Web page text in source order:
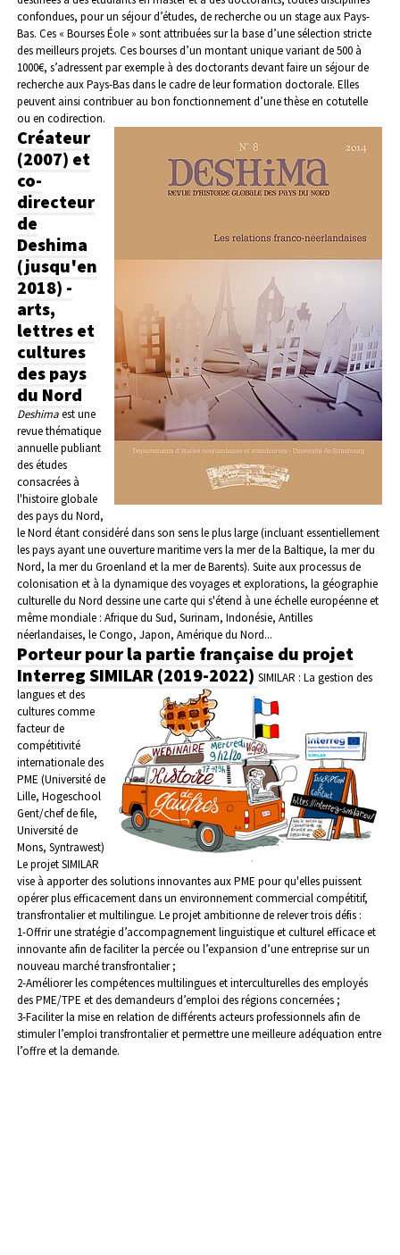
confondues, pour un séjour d’études, de recherche ou un stage aux Pays-
Bas. Ces « Bourses Éole » sont attribuées sur la base d’une sélection stricte
des meilleurs projets. Ces bourses d’un montant unique variant de 500 à
1000€, s’adressent par exemple à des doctorants devant faire un séjour de
recherche aux Pays-Bas dans le cadre de leur formation doctorale. Elles
peuvent ainsi contribuer au bon fonctionnement d’une thèse en cotutelle
ou en codirection.
Créateur
(2007) et
co-
directeur
de
Deshima
(jusqu'en
2018) -
arts,
lettres et
cultures
des pays
du Nord
Deshimaest une
revue thématique
annuelle publiant
des études
consacrées à
l'histoire globale
des pays du Nord,
le Nord étant considéré dans son sens le plus large (incluant essentiellement
les pays ayant une ouverture maritime vers la mer de la Baltique, la mer du
Nord, la mer du Groenland et la mer de Barents). Suite aux processus de
colonisation et à la dynamique des voyages et explorations, la géographie
culturelle du Nord dessine une carte qui s'étend à une échelle européenne et
même mondiale : Afrique du Sud, Surinam, Indonésie, Antilles
néerlandaises, le Congo, Japon, Amérique du Nord...
Porteur pour la partie française du projet
Interreg SIMILAR (2019-2022) SIMILAR : La gestion des
langues et des
cultures comme
facteur de
compétitivité
internationale des
PME (Université de
Lille, Hogeschool
Gent/chef de file,
Université de
Mons, Syntrawest)
Le projet SIMILAR
vise à apporter des solutions innovantes aux PME pour qu'elles puissent
opérer plus efficacement dans un environnement commercial compétitif,
transfrontalier et multilingue. Le projet ambitionne de relever trois défis :
1-Offrir une stratégie d’accompagnement linguistique et culturel efficace et
innovante afin de faciliter la percée ou l’expansion d’une entreprise sur un
nouveau marché transfrontalier ;
2-Améliorer les compétences multilingues et interculturelles des employés
des PME/TPE et des demandeurs d’emploi des régions concernées ;
3-Faciliter la mise en relation de différents acteurs professionnels afin de
stimuler l’emploi transfrontalier et permettre une meilleure adéquation entre
l’offre et la demande.